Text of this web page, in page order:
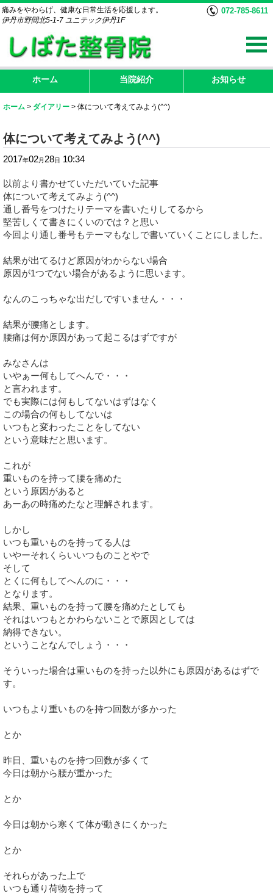
痛みをやわらげ、健康な日常生活を応援します。
伊丹市野間北5-1-7 ユニテック伊丹1F
072-785-8611
ホーム 当院紹介 お知らせ
ホーム > ダイアリー > 体について考えてみよう(^^)
体について考えてみよう(^^)
2017年02月 28日 10:34
以前より書かせていただいていた記事
体について考えてみよう(^^)
通し番号をつけたりテーマを書いたりしてるから
堅苦しくて書きにくいのでは？と思い
今回より通し番号もテーマもなしで書いていくことにしました。
結果が出てるけど原因がわからない場合
原因が1つでない場合があるように思います。
なんのこっちゃな出だしですいません・・・
結果が腰痛とします。
腰痛は何か原因があって起こるはずですが
みなさんは
いやぁー何もしてへんで・・・
と言われます。
でも実際には何もしてないはずはなく
この場合の何もしてないは
いつもと変わったことをしてない
という意味だと思います。
これが
重いものを持って腰を痛めた
という原因があると
あーあの時痛めたなと理解されます。
しかし
いつも重いものを持ってる人は
いやーそれくらいいつものことやで
そして
とくに何もしてへんのに・・・
となります。
結果、重いものを持って腰を痛めたとしても
それはいつもとかわらないことで原因としては
納得できない。
ということなんでしょう・・・
そういった場合は重いものを持った以外にも原因があるはずで
す。
いつもより重いものを持つ回数が多かった
とか
昨日、重いものを持つ回数が多くて
今日は朝から腰が重かった
とか
今日は朝から寒くて体が動きにくかった
とか
それらがあった上で
いつも通り荷物を持って